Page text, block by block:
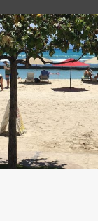
ス
キ
ッ
プ